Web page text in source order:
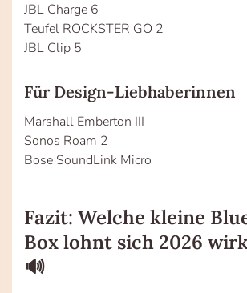
JBL Charge 6
Teufel ROCKSTER GO 2
JBL Clip 5
Für Design-Liebhaberinnen
Marshall Emberton III
Sonos Roam 2
Bose SoundLink Micro
Fazit: Welche kleine
Box lohnt sich 2026
🔊